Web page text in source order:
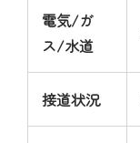
電気/ガ
ス/水道
接道状況